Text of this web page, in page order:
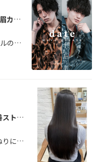
【ReFaVEENAケア】メンズカット＋眉カット¥6171
【新規限定クーポン】apishオリジナルのカット、パーマが人気で男性のお客様もたくさんご来店されています✨ ビジネススタイル、ショートヘア、人気のマッシュヘアなどぜひご相談下さい！
【夏におすすめ！】カット＋髪質改善ストレート＋ReFaVENNA
【新規限定クーポン】髪のクセやうねりに悩んでいる方におすすめ！最先端の髪や肌と同じ弱酸性のやさしいパーマ液でクセやボリュームを改善し、仕上がりも自然なストレートヘアで髪も柔らかく綺麗にまとまります！